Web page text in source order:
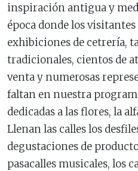
inspiración antigua y
época donde los
exhibiciones de cetrería,
tradicionales, cientos de
venta y numerosas
faltan en nuestra
dedicadas a las flores, la
Llenan las calles los
degustaciones de
pasacalles musicales, los